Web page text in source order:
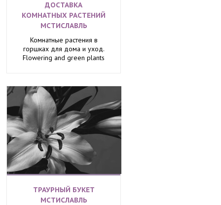
ДОСТАВКА
КОМНАТНЫХ РАСТЕНИЙ
МСТИСЛАВЛЬ
Комнатные растения в
горшках для дома и уход.
Flowering and green plants
ТРАУРНЫЙ БУКЕТ
МСТИСЛАВЛЬ